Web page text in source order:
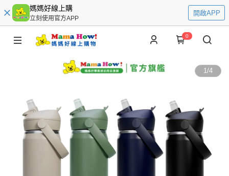
媽媽好線上購
立刻使用官方APP
開啟APP
0
1/4